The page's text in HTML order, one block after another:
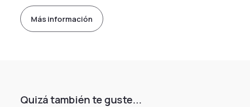
Más información
Quizá también te guste...